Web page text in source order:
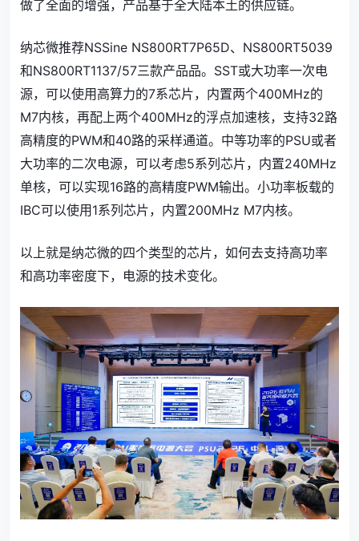
做了全面的增强，产品基于全大陆本土的供应链。
纳芯微推荐NSSine NS800RT7P65D、NS800RT5039
和NS800RT1137/57三款产品品。SST或大功率一次电
源，可以使用高算力的7系芯片，内置两个400MHz的
M7内核，再配上两个400MHz的浮点加速核，支持32路
高精度的PWM和40路的采样通道。中等功率的PSU或者
大功率的二次电源，可以考虑5系列芯片，内置240MHz
单核，可以实现16路的高精度PWM输出。小功率板载的
IBC可以使用1系列芯片，内置200MHz M7内核。
以上就是纳芯微的四个类型的芯片，如何去支持高功率
和高功率密度下，电源的技术变化。